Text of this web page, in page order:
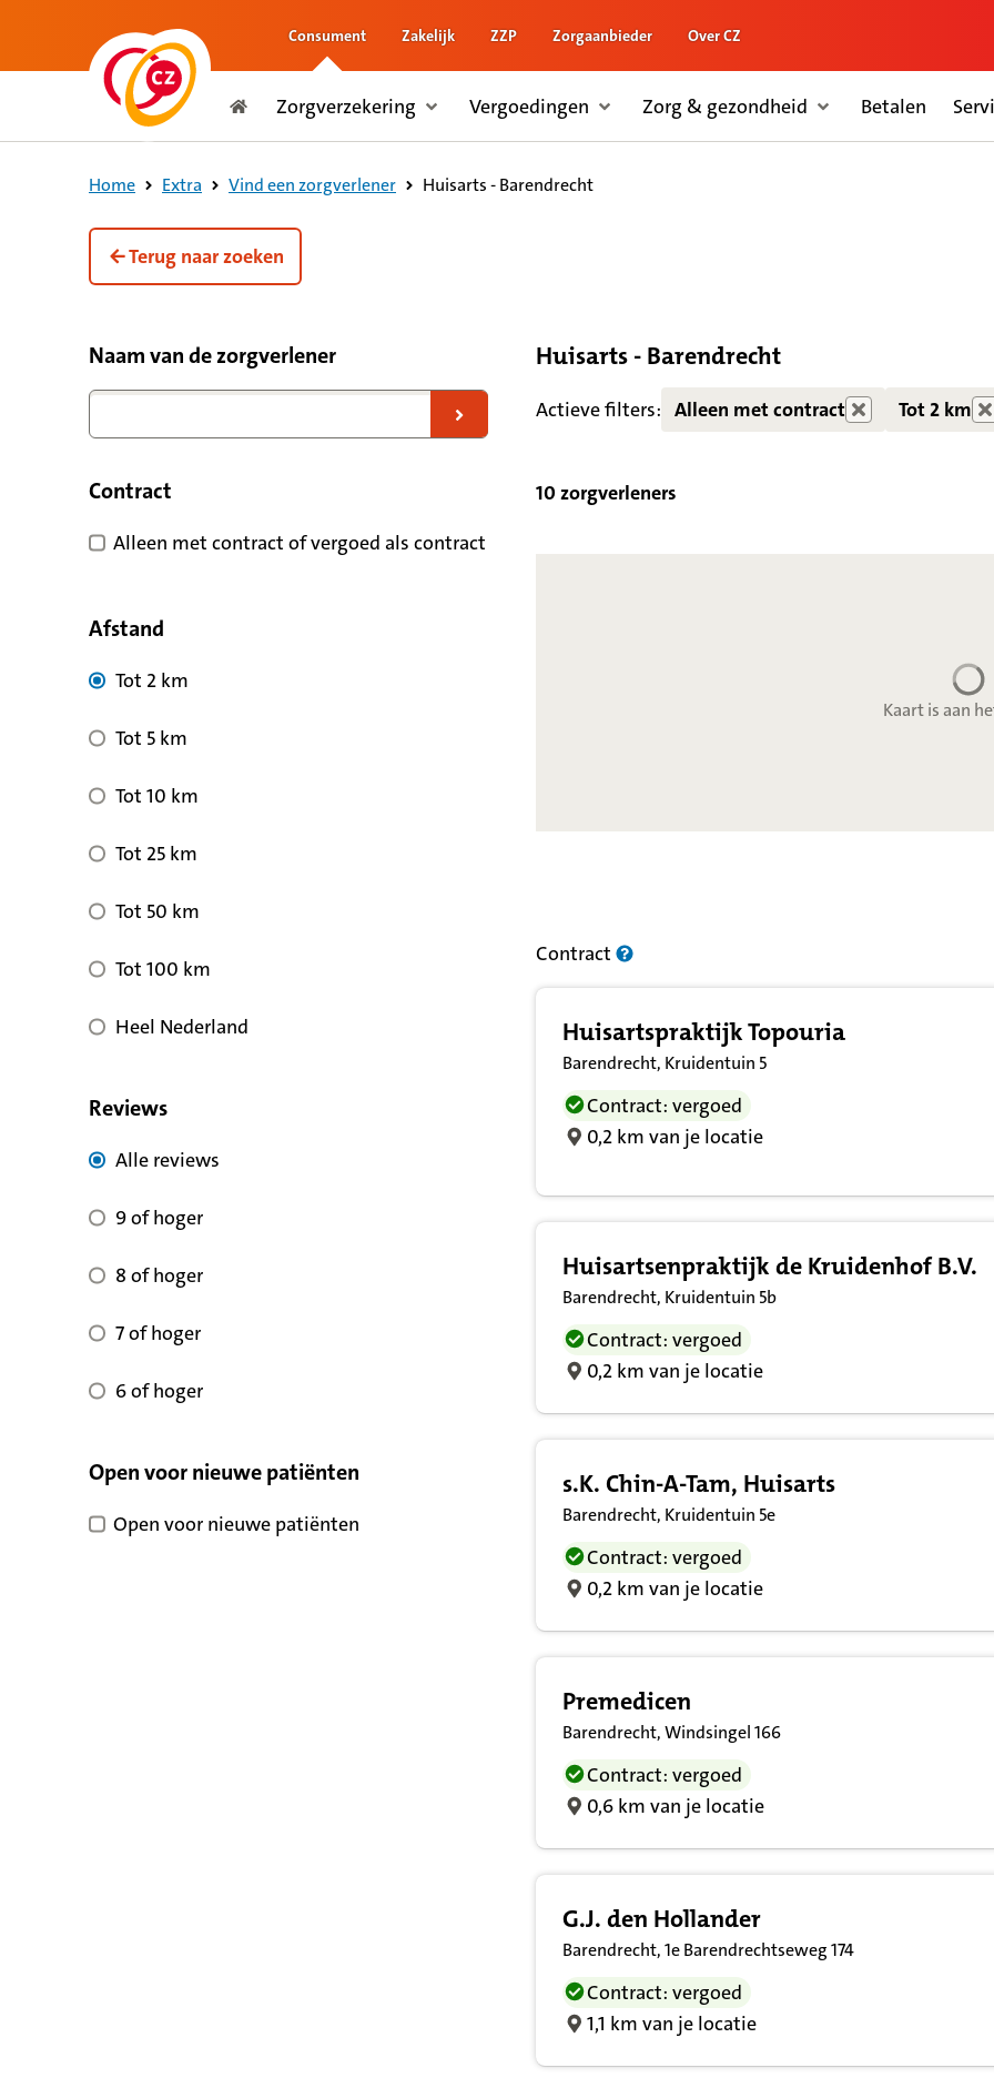
de inhoud
Consument Zakelijk ZZP Zorgaanbieder Over CZ
Consument
Zorgverzekering Vergoedingen Zorg & gezondheid Betalen
Home Extra Vind een zorgverlener Huisarts - Barendrecht
Terug naar zoeken
Huisarts - Barendrecht
Naar zoekresultaten
Filteropties voor zorgverleners
Naam van de zorgverlener
Contract
Alleen met contract of vergoed als contract
Afstand
Tot 2 km
Tot 5 km
Tot 10 km
Tot 25 km
Tot 50 km
Tot 100 km
Heel Nederland
Reviews
Alle reviews voor kwaliteit
Alle reviews
9 of hoger voor reviewscore
9 of hoger
8 of hoger voor reviewscore
8 of hoger
7 of hoger voor reviewscore
7 of hoger
6 of hoger voor reviewscore
6 of hoger
Open voor nieuwe patiënten
Open voor nieuwe patiënten
Actieve filters: Alleen met contract Tot 2 km
Kaart is aan
10 zorgverleners
Contract
Huisartspraktijk Topouria
Barendrecht, Kruidentuin 5
Contract: vergoed
0,2 km van je locatie
Huisartsenpraktijk de Kruidenhof B.V.
Barendrecht, Kruidentuin 5b
Contract: vergoed
0,2 km van je locatie
s.K. Chin-A-Tam, Huisarts
Barendrecht, Kruidentuin 5e
Contract: vergoed
0,2 km van je locatie
Premedicen
Barendrecht, Windsingel 166
Contract: vergoed
0,6 km van je locatie
G.J. den Hollander
Barendrecht, 1e Barendrechtseweg 174
Contract: vergoed
1,1 km van je locatie